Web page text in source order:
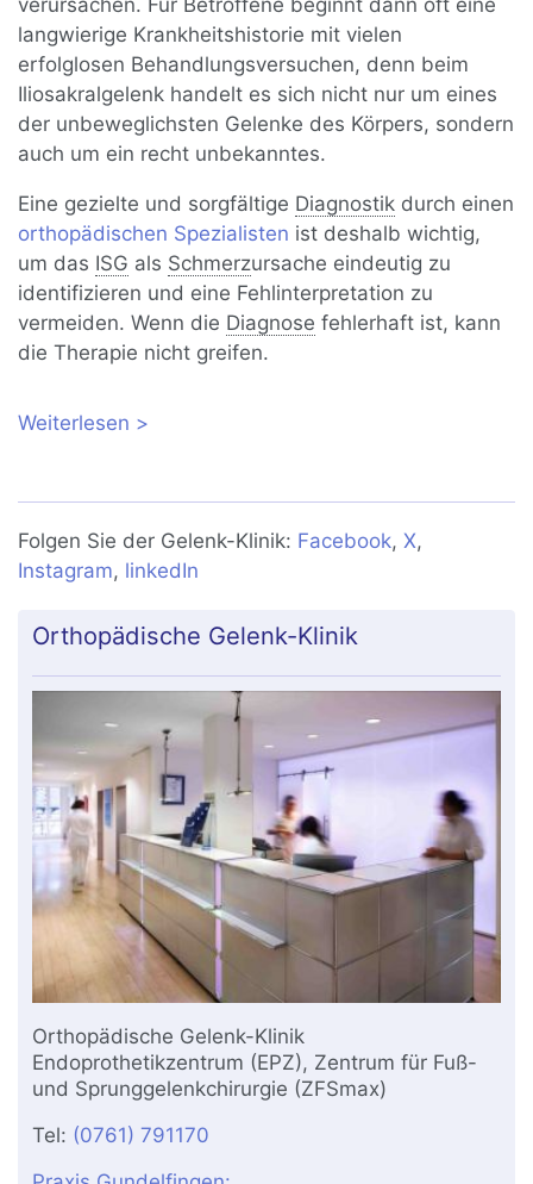
langwierige Krankheitshistorie mit vielen
erfolglosen Behandlungsversuchen, denn beim
Iliosakralgelenk handelt es sich nicht nur um eines
der unbeweglichsten Gelenke des Körpers, sondern
auch um ein recht unbekanntes.
Eine gezielte und sorgfältige Diagnostik durch einen
orthopädischen Spezialisten ist deshalb wichtig,
um das ISG als Schmerzursache eindeutig zu
identifizieren und eine Fehlinterpretation zu
vermeiden. Wenn die Diagnose fehlerhaft ist, kann
die Therapie nicht greifen.
Weiterlesen über ISG-Syndrom: Schmerzen im
Folgen Sie der Gelenk-Klinik: Facebook,X,
Instagram, linkedIn
Orthopädische Gelenk-Klinik
Orthopädische Gelenk-Klinik
Endoprothetikzentrum (EPZ), Zentrum für Fuß-
und Sprunggelenkchirurgie (ZFSmax)
Tel: (0761) 791170